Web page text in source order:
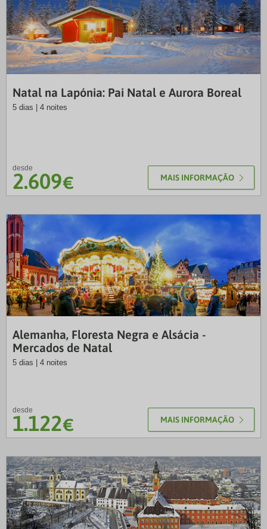
Natal na Lapónia: Pai Natal e Aurora Boreal
5 dias | 4 noites
desde
2.609€ MAIS INFORMAÇÃO
Alemanha, Floresta Negra e Alsácia -
Mercados de Natal
5 dias | 4 noites
desde
1.122€ MAIS INFORMAÇÃO